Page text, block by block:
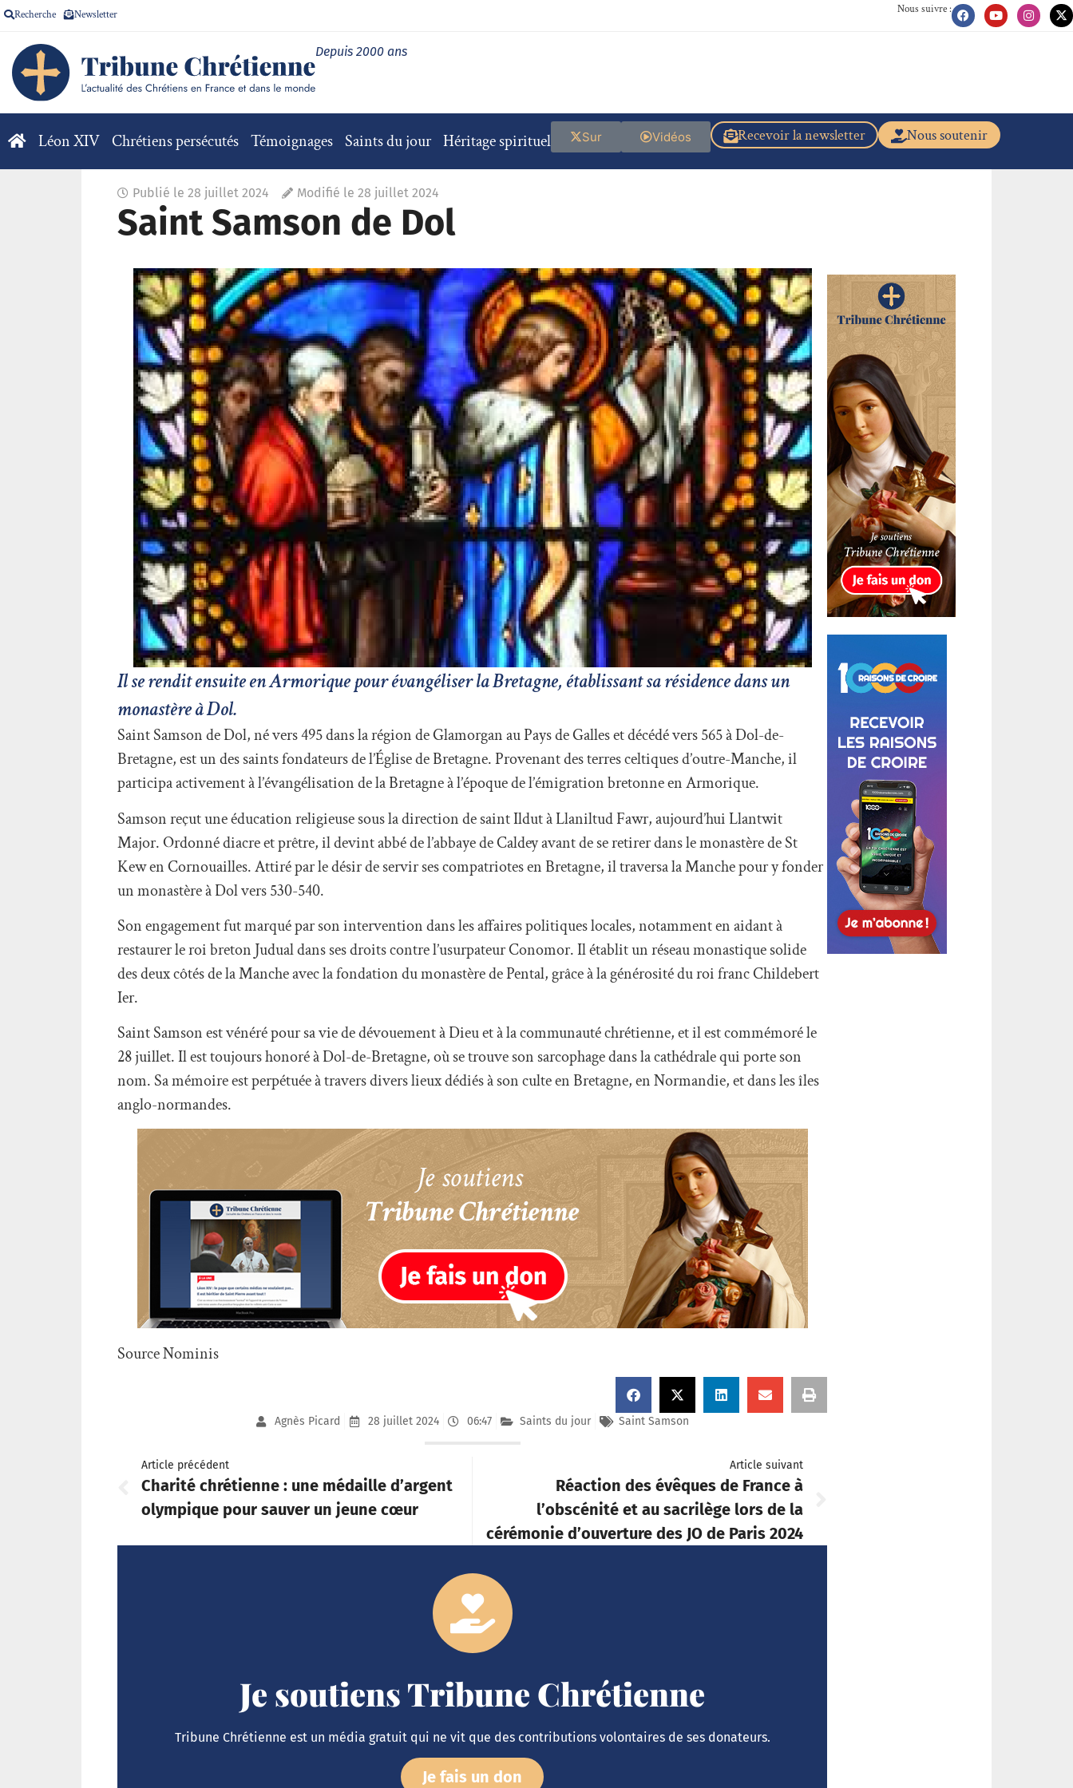
Recherche Newsletter Nous suivre :
Depuis 2000 ans
Léon XIV Chrétiens persécutés Témoignages Saints du jour Héritage spirituel Nous soutenir
Recevoir la newsletter
Vidéos
Sur
Publié le 28 juillet 2024 Modifié le 28 juillet 2024
Saint Samson de Dol
Il se rendit ensuite en Armorique pour évangéliser la Bretagne, établissant sa résidence dans un
monastère à Dol.
Saint Samson de Dol, né vers 495 dans la région de Glamorgan au Pays de Galles et décédé vers 565 à Dol-de-
Bretagne, est un des saints fondateurs de l’Église de Bretagne. Provenant des terres celtiques d’outre-Manche, il
participa activement à l’évangélisation de la Bretagne à l’époque de l’émigration bretonne en Armorique.
Samson reçut une éducation religieuse sous la direction de saint Ildut à Llaniltud Fawr, aujourd’hui Llantwit
Major. Ordonné diacre et prêtre, il devint abbé de l’abbaye de Caldey avant de se retirer dans le monastère de St
Kew en Cornouailles. Attiré par le désir de servir ses compatriotes en Bretagne, il traversa la Manche pour y fonder
un monastère à Dol vers 530-540.
Son engagement fut marqué par son intervention dans les affaires politiques locales, notamment en aidant à
restaurer le roi breton Judual dans ses droits contre l’usurpateur Conomor. Il établit un réseau monastique solide
des deux côtés de la Manche avec la fondation du monastère de Pental, grâce à la générosité du roi franc Childebert
Ier.
Saint Samson est vénéré pour sa vie de dévouement à Dieu et à la communauté chrétienne, et il est commémoré le
28 juillet. Il est toujours honoré à Dol-de-Bretagne, où se trouve son sarcophage dans la cathédrale qui porte son
nom. Sa mémoire est perpétuée à travers divers lieux dédiés à son culte en Bretagne, en Normandie, et dans les îles
anglo-normandes.
Source Nominis
Agnès Picard 28 juillet 2024 06:47 Saints du jour Saint Samson
Article précédent
Charité chrétienne : une médaille d’argent
olympique pour sauver un jeune cœur
Article suivant
Réaction des évêques de France à
l’obscénité et au sacrilège lors de la
cérémonie d’ouverture des JO de Paris 2024
Je soutiens Tribune Chrétienne
Tribune Chrétienne est un média gratuit qui ne vit que des contributions volontaires de ses donateurs.
Je fais un don